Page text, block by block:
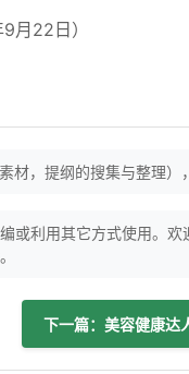
月22日）
，提纲的搜集与整理）
利用其它方式使用。欢